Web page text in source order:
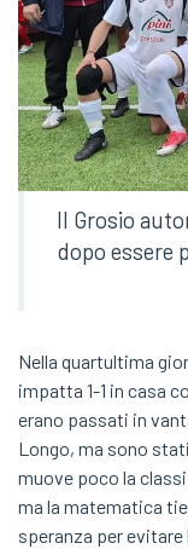
Il Grosio
dopo essere
Nella quartultima
impatta 1-1 in casa
erano passati in
Longo, ma sono
muove poco la
ma la matematica
speranza per